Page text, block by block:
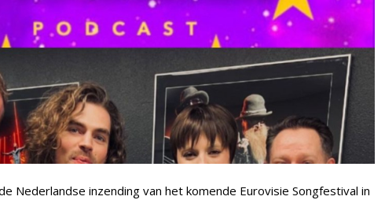
Nederlandse inzending van het komende Eurovisie Songfestival in